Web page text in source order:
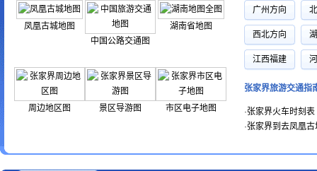
凤凰古城地图
中国公路交通图
湖南省地图
周边地区图 景区导游图 市区电子地图
广州方向
西北方向
江西福建
张家界旅游交通指
·张家界火车时刻
·张家界到去凤凰